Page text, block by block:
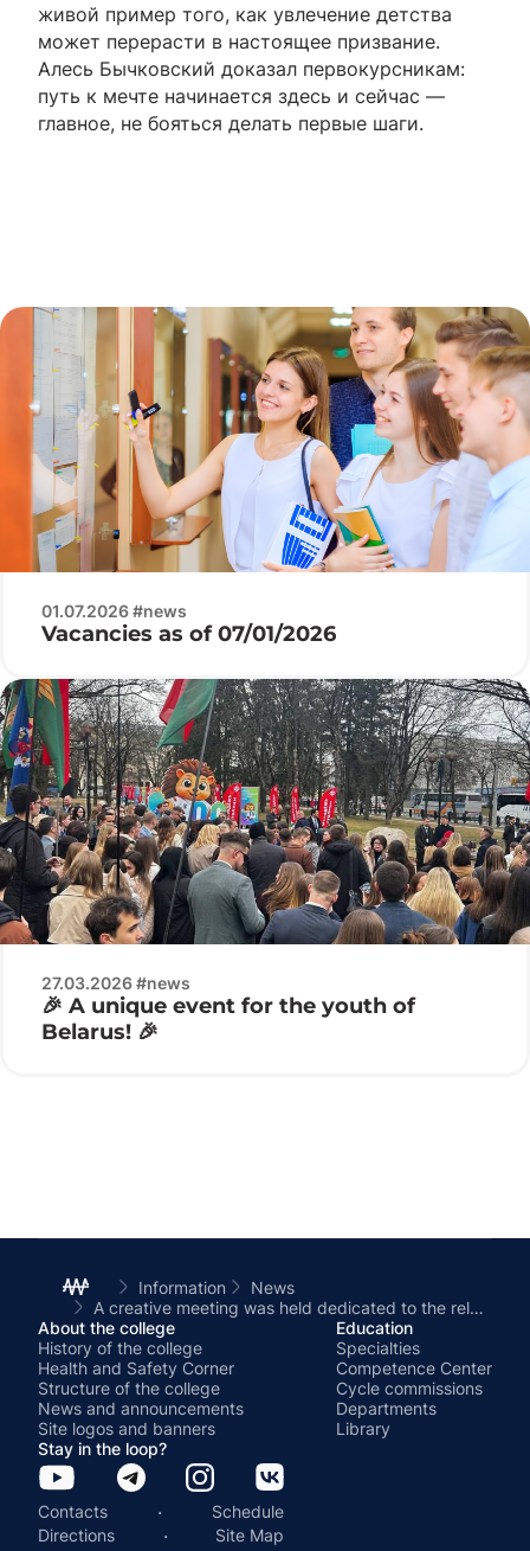
живой пример того, как увлечение детства
может перерасти в настоящее призвание.
Алесь Бычковский доказал первокурсникам:
путь к мечте начинается здесь и сейчас —
главное, не бояться делать первые шаги.
01.07.2026 #news
Vacancies as of 07/01/2026
27.03.2026 #news
🎉 A unique event for the youth of
Belarus! 🎉
Information
News
A creative meeting was held dedicated to the release of the book by the young Belarusian writer Ales Bychkovsky – “The Magic Suitcase with the Smell of Adrenaline”
About the college
History of the college
Health and Safety Corner
Structure of the college
News and announcements
Site logos and banners
Education
Specialties
Competence Center
Cycle commissions
Departments
Library
Stay in the loop?
Contacts ·
Schedule
Directions
· Site Map